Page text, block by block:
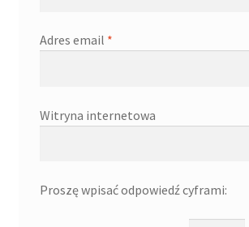
Adres email *
Witryna internetowa
Proszę wpisać odpowiedź cyframi: